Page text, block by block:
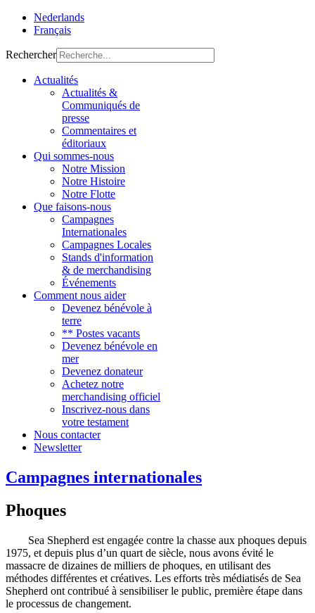
Nederlands
Français
Rechercher
Actualités
Actualités &
Communiqués de
presse
Commentaires et
éditoriaux
Qui sommes-nous
Notre Mission
Notre Histoire
Notre Flotte
Que faisons-nous
Campagnes
Internationales
Campagnes Locales
Stands d'information
& de merchandising
Événements
Comment nous aider
Devenez bénévole à
terre
** Postes vacants
Devenez bénévole en
mer
Devenez donateur
Achetez notre
merchandising officiel
Inscrivez-nous dans
votre testament
Nous contacter
Newsletter
Campagnes internationales
Phoques
Sea Shepherd est engagée contre la chasse aux phoques depuis
1975, et depuis plus d’un quart de siècle, nous avons évité le
massacre de dizaines de milliers de phoques, en utilisant des
méthodes différentes et créatives. Les efforts très médiatisés de Sea
Shepherd ont contribué à sensibiliser le public, première étape dans
le processus de changement.